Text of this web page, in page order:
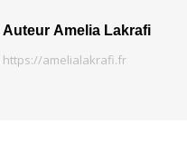
Auteur Amelia Lakrafi
https://amelialakrafi.fr